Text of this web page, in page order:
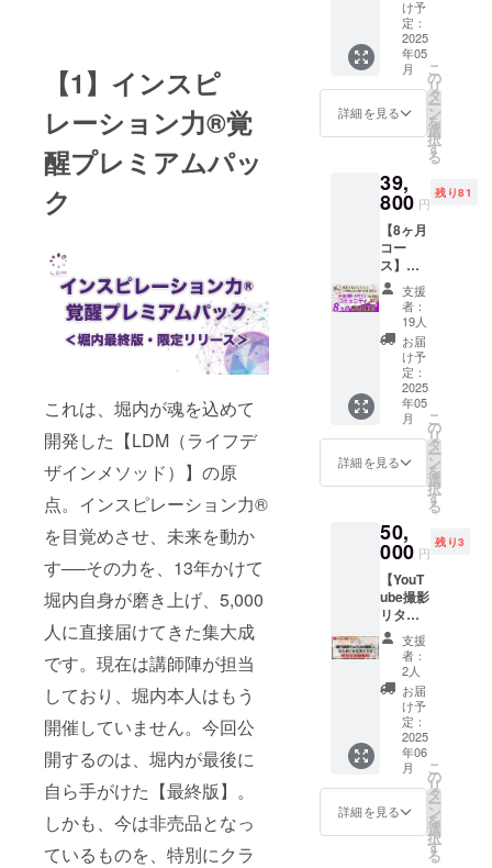
【1】インスピ
レーション力®覚
醒プレミアムパッ
ク
これは、堀内が魂を込めて
開発した【LDM（ライフデ
ザインメソッド）】の原
点。インスピレーション力®
を目覚めさせ、未来を動か
す──その力を、13年かけて
堀内自身が磨き上げ、5,000
人に直接届けてきた集大成
です。現在は講師陣が担当
しており、堀内本人はもう
開催していません。今回公
開するのは、堀内が最後に
自ら手がけた【最終版】。
しかも、今は非売品となっ
ているものを、特別にクラ
（仮）
Facebo
okグ
ループ
間） ・
堀内恭
り解
放」
ワーク
ショッ
プ ・交
流イベ
ントや
各種企
画を通
じて仲
間とつ
ながる
ことが
できま
化をも
たらす
が詰
まった
堀内恭
隆の書
籍3冊
活動期
間：
2025年
5月～
3ヶ月間
は、堀
内との
お茶会
タイ
ム。イ
ンテリ
アの話
悩みや
質問、
ライフ
スタイ
ルにつ
いても
気軽に
お話し
いただ
けま
す。 ■
リター
ン詳細
・堀内
巡る大
阪イン
プツ
アー
（約半
日） ・
堀内恭
隆との
お茶会
（イン
テリア
やライ
フスタ
イルに
ついて
自由に
交流）
恭隆の
書籍10
りなが
ら、イ
ンテリ
アに関
するア
イデア
やこだ
作りの
ヒント
を直接
学べる
特別な
時間で
す。
ショッ
プ巡り
の後
は、堀
内との
お茶会
タイ
ム。イ
ンテリ
アの話
悩みや
質問、
ライフ
スタイ
ルにつ
いても
気軽に
お話し
いただ
けま
す。 ■
リター
ン詳細
・堀内
巡る東
京イン
引き寄
せる特
別版】
魂でつ
なが
る、運
命の
パート
出会う
ため
に。
「伝
説」と
呼ばれ
る特別
なセミ
ナーた
ちを一
気に手
に入れ
るチャ
ンスで
す。 ■
収録内
容 ※下
ファン
のため
に再公
開する
もの
で、現
在、非
売品の
動画で
す ・シ
ンクロ
パート
ナーと
出会う
プログ
ラム：
2day【
け予
定：
2025
年05
月
詳細を見る
こ
の
リ
タ
ー
ン
を
選
択
す
る
39,
800 円
残り81
【8ヶ月
コー
ス】怒
りを超
えて、
「本当
の願
い」を
見つけ
て叶え
る人生
をス
ター
ト！+書
籍5冊
（先着
100名超
早
割！）
感情の
解放は
もちろ
ん、
「自分
が本当
にやり
たいこ
と」を
見つ
け、そ
れを具
体的に
叶えて
いくコ
支援
者：
19人
お届
け予
定：
2025
年05
月
詳細を見る
こ
の
リ
タ
ー
ン
を
選
択
す
る
50,
000 円
残り3
【YouT
ube撮影
リター
ン】堀
内恭隆
の人気
YouTub
e撮影に
立ち会
い＆交
流でき
る特別
な体験
+書籍5
冊 わず
か7ヶ月
支援
者：
2人
お届
け予
定：
2025
年06
月
詳細を見る
こ
の
リ
タ
ー
ン
を
選
択
す
る